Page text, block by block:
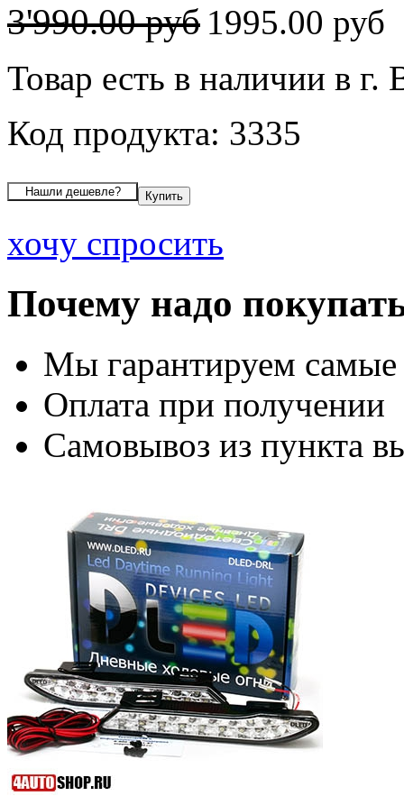
3'990.00 руб 1995.00 руб
Товар есть в наличии в г.
Код продукта: 3335
хочу спросить
Почему надо
Мы гарантируем
Оплата при получении
Самовывоз из пункта